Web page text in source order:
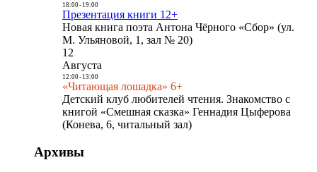
18:00- 19:00
Презентация книги 12+
Новая книга поэта Антона Чёрного «Сбор» (ул.
М. Ульяновой, 1, зал № 20)
12
Августа
12:00- 13:00
«Читающая лошадка» 6+
Детский клуб любителей чтения. Знакомство с
книгой «Смешная сказка» Геннадия Цыферова
(Конева, 6, читальный зал)
Архивы